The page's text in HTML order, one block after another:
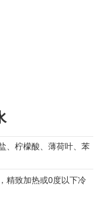
、柠檬酸、薄荷叶、苯
精致加热或0度以下冷